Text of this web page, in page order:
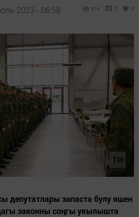
2023 - 06:58 616 0 0
депутатлары запаста булу яшен
законны соңгы укылышта